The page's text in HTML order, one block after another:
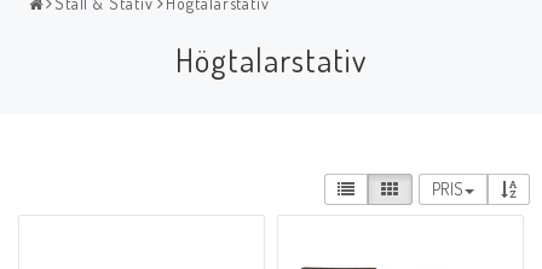
Högtalarstativ
PRIS